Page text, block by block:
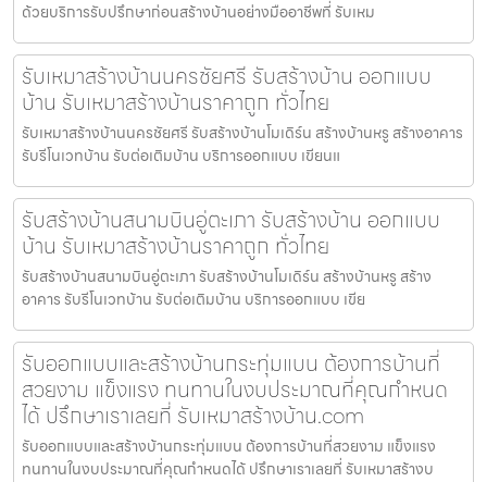
ด้วยบริการรับปรึกษาก่อนสร้างบ้านอย่างมืออาชีพที่ รับเหม
รับเหมาสร้างบ้านนครชัยศรี รับสร้างบ้าน ออกแบบ
บ้าน รับเหมาสร้างบ้านราคาถูก ทั่วไทย
รับเหมาสร้างบ้านนครชัยศรี รับสร้างบ้านโมเดิร์น สร้างบ้านหรู สร้างอาคาร
รับรีโนเวทบ้าน รับต่อเติมบ้าน บริการออกแบบ เขียนแ
รับสร้างบ้านสนามบินอู่ตะเภา รับสร้างบ้าน ออกแบบ
บ้าน รับเหมาสร้างบ้านราคาถูก ทั่วไทย
รับสร้างบ้านสนามบินอู่ตะเภา รับสร้างบ้านโมเดิร์น สร้างบ้านหรู สร้าง
อาคาร รับรีโนเวทบ้าน รับต่อเติมบ้าน บริการออกแบบ เขีย
รับออกแบบและสร้างบ้านกระทุ่มแบน ต้องการบ้านที่
สวยงาม แข็งแรง ทนทานในงบประมาณที่คุณกำหนด
ได้ ปรึกษาเราเลยที่ รับเหมาสร้างบ้าน.com
รับออกแบบและสร้างบ้านกระทุ่มแบน ต้องการบ้านที่สวยงาม แข็งแรง
ทนทานในงบประมาณที่คุณกำหนดได้ ปรึกษาเราเลยที่ รับเหมาสร้างบ